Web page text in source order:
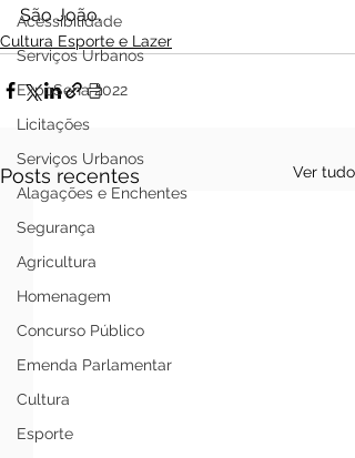
Acessibilidade
Serviços Urbanos
ExpoSena 2022
Licitações
Serviços Urbanos
Alagações e Enchentes
Segurança
Agricultura
Homenagem
Concurso Público
Emenda Parlamentar
Cultura
Esporte
São João.
Cultura Esporte e Lazer
Posts recentes Ver tudo